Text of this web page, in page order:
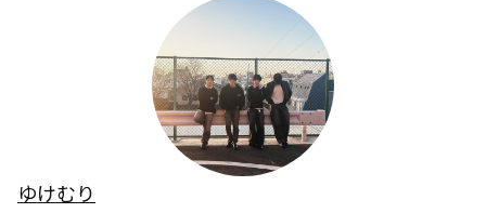
ゆけむり